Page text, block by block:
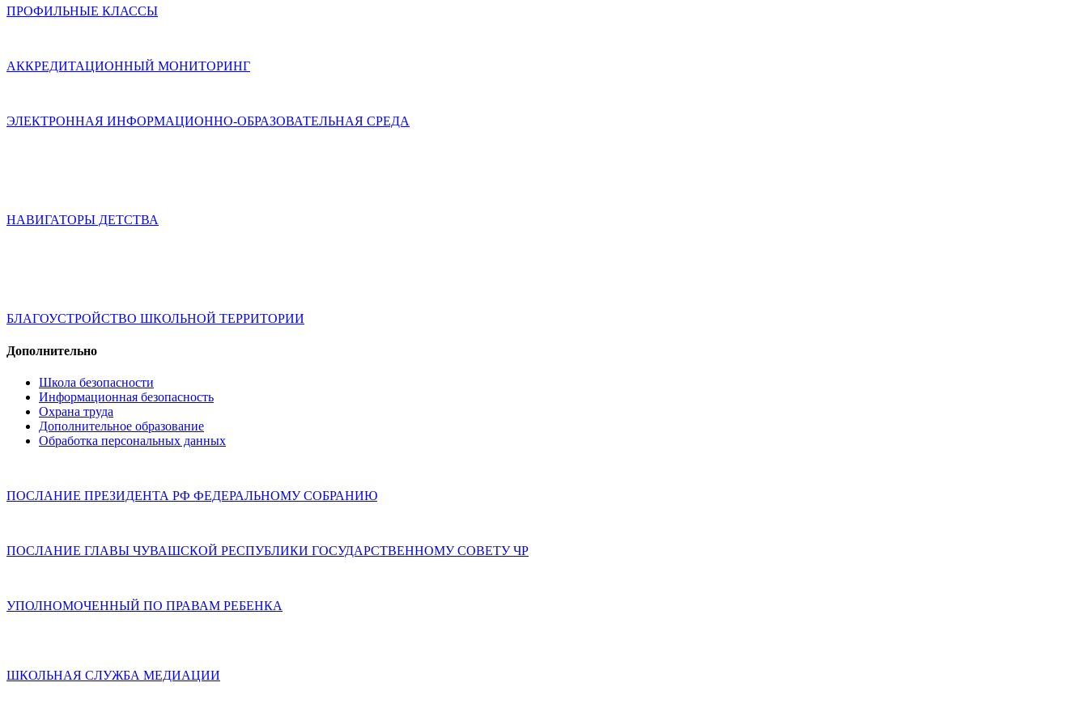
ПРОФИЛЬНЫЕ КЛАССЫ
АККРЕДИТАЦИОННЫЙ МОНИТОРИНГ
ЭЛЕКТРОННАЯ ИНФОРМАЦИОННО-ОБРАЗОВАТЕЛЬНАЯ СРЕДА
НАВИГАТОРЫ ДЕТСТВА
БЛАГОУСТРОЙСТВО ШКОЛЬНОЙ ТЕРРИТОРИИ
Дополнительно
Школа безопасности
Информационная безопасность
Охрана труда
Дополнительное образование
Обработка персональных данных
ПОСЛАНИЕ ПРЕЗИДЕНТА РФ ФЕДЕРАЛЬНОМУ СОБРАНИЮ
ПОСЛАНИЕ ГЛАВЫ ЧУВАШСКОЙ РЕСПУБЛИКИ ГОСУДАРСТВЕННОМУ СОВЕТУ ЧР
УПОЛНОМОЧЕННЫЙ ПО ПРАВАМ РЕБЕНКА
ШКОЛЬНАЯ СЛУЖБА МЕДИАЦИИ